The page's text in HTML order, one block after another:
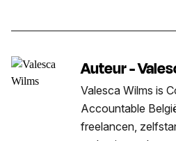
Auteur -
Valesca Wilms is
Accountable
freelancen,